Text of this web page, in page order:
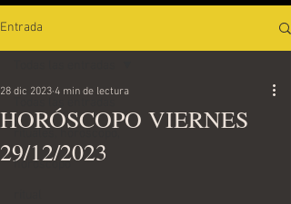
Entrada
horoscopo
HORÓSCOPO VIERNES
29/12/2023
28 dic 2023 4 min de lectura